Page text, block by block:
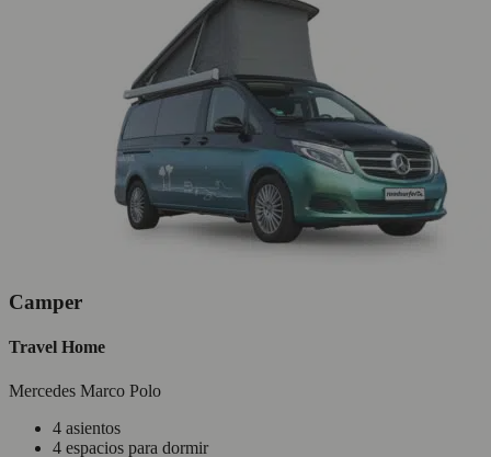
Camper
Travel Home
Mercedes Marco Polo
4 asientos
4 espacios para dormir